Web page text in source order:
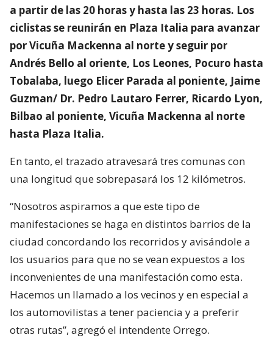
a partir de las 20 horas y hasta las 23 horas. Los
ciclistas se reunirán en Plaza Italia para avanzar
por Vicuña Mackenna al norte y seguir por
Andrés Bello al oriente, Los Leones, Pocuro hasta
Tobalaba, luego Elicer Parada al poniente, Jaime
Guzman/ Dr. Pedro Lautaro Ferrer, Ricardo Lyon,
Bilbao al poniente, Vicuña Mackenna al norte
hasta Plaza Italia.
En tanto, el trazado atravesará tres comunas con
una longitud que sobrepasará los 12 kilómetros.
“Nosotros aspiramos a que este tipo de
manifestaciones se haga en distintos barrios de la
ciudad concordando los recorridos y avisándole a
los usuarios para que no se vean expuestos a los
inconvenientes de una manifestación como esta.
Hacemos un llamado a los vecinos y en especial a
los automovilistas a tener paciencia y a preferir
otras rutas”, agregó el intendente Orrego.